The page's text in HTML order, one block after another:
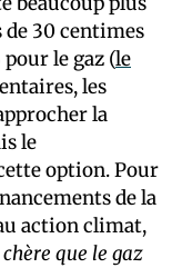
de 30 centimes
le gaz (le
les
la
le
option. Pour
de la
action climat,
que le gaz